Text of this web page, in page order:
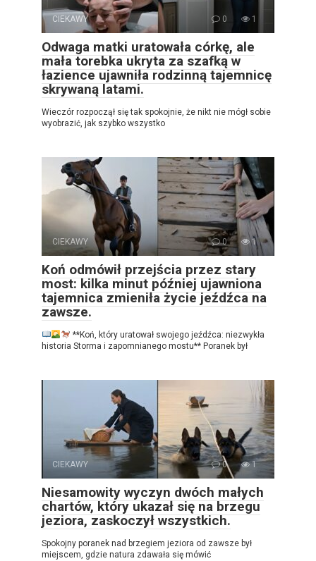
CIEKAWY 0 1
Odwaga matki uratowała córkę, ale
mała torebka ukryta za szafką w
łazience ujawniła rodzinną tajemnicę
skrywaną latami.
Wieczór rozpoczął się tak spokojnie, że nikt nie mógł sobie
wyobrazić, jak szybko wszystko
CIEKAWY 0 1
Koń odmówił przejścia przez stary
most: kilka minut później ujawniona
tajemnica zmieniła życie jeźdźca na
zawsze.
**Koń, który uratował swojego jeźdźca: niezwykła
historia Storma i zapomnianego mostu** Poranek był
CIEKAWY 0 1
Niesamowity wyczyn dwóch małych
chartów, który ukazał się na brzegu
jeziora, zaskoczył wszystkich.
Spokojny poranek nad brzegiem jeziora od zawsze był
miejscem, gdzie natura zdawała się mówić